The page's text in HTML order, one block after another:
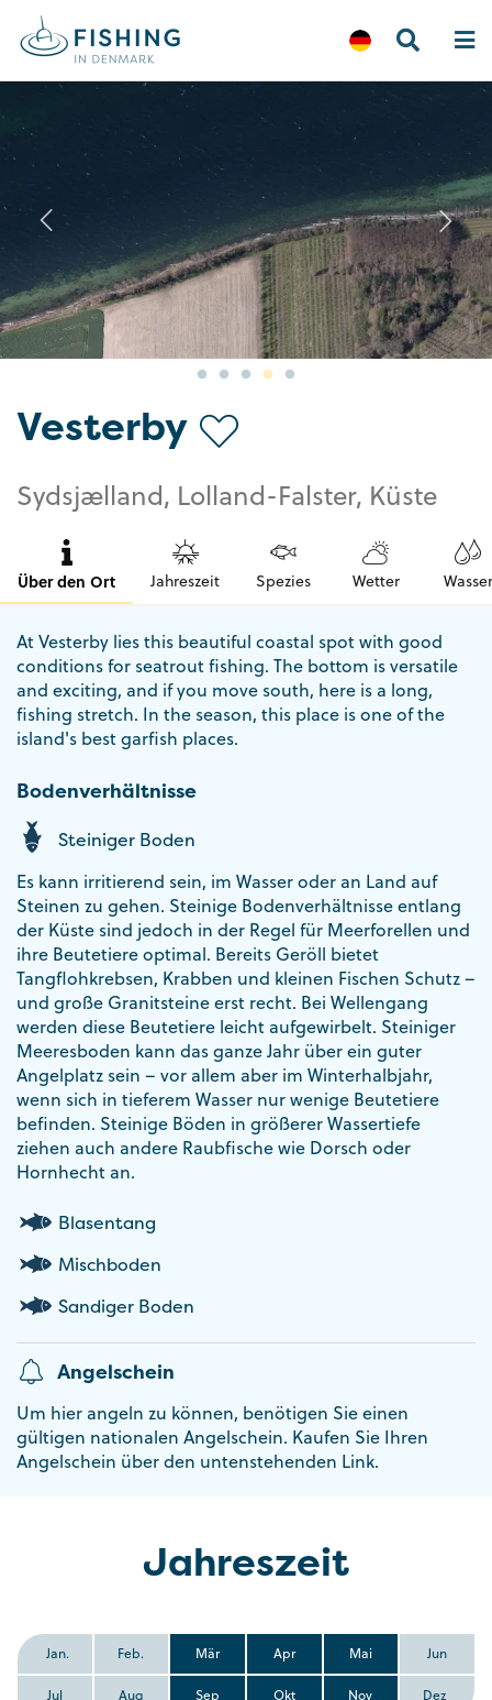
Previous
Vesterby
Sydsjælland, Lolland-Falster, Küste
Über den Ort Jahreszeit Spezies Wetter Wasser
At Vesterby lies this beautiful coastal spot with good
conditions for seatrout fishing. The bottom is versatile
and exciting, and if you move south, here is a long,
fishing stretch. In the season, this place is one of the
island's best garfish places.
Bodenverhältnisse
Steiniger Boden
Es kann irritierend sein, im Wasser oder an Land auf
Steinen zu gehen. Steinige Bodenverhältnisse entlang
der Küste sind jedoch in der Regel für Meerforellen und
ihre Beutetiere optimal. Bereits Geröll bietet
Tangflohkrebsen, Krabben und kleinen Fischen Schutz –
und große Granitsteine erst recht. Bei Wellengang
werden diese Beutetiere leicht aufgewirbelt. Steiniger
Meeresboden kann das ganze Jahr über ein guter
Angelplatz sein – vor allem aber im Winterhalbjahr,
wenn sich in tieferem Wasser nur wenige Beutetiere
befinden. Steinige Böden in größerer Wassertiefe
ziehen auch andere Raubfische wie Dorsch oder
Hornhecht an.
Blasentang
Mischboden
Sandiger Boden
Angelschein
Um hier angeln zu können, benötigen Sie einen
gültigen nationalen Angelschein. Kaufen Sie Ihren
Angelschein über den untenstehenden Link.
Jahreszeit
Jan. Feb. Mär Apr Mai Jun
Jul Aug Sep Okt Nov Dez